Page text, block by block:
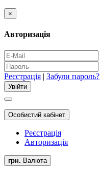
×
Авторизація
Реєстрація | Забули пароль?
Особистий кабінет
Реєстрація
Авторизація
грн. Валюта